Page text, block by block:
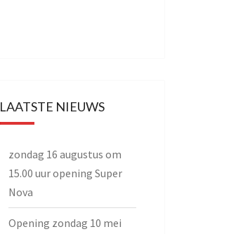
LAATSTE NIEUWS
zondag 16 augustus om
15.00 uur opening Super
Nova
Opening zondag 10 mei